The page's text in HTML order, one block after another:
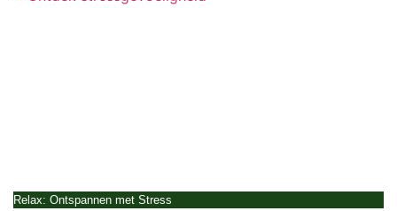
Relax: Ontspannen met Stress